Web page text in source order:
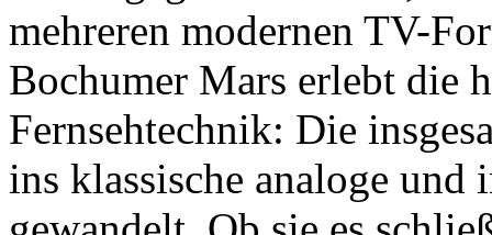
mehreren modernen TV-
Bochumer Mars erlebt die
Fernsehtechnik: Die
ins klassische analoge